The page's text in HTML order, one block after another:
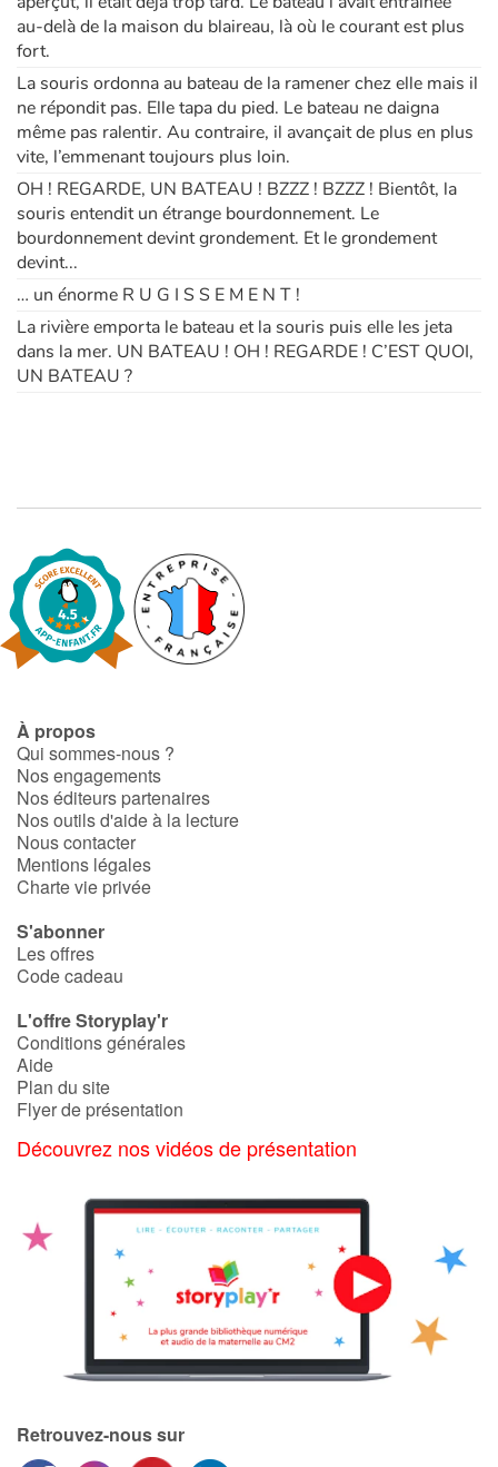
Apprendre les langues
Dyslexie, troubles de la lecture
Nos listes de lecture
Les plus lus
Coups de coeur
au-delà de la maison du blaireau, là où le courant est plus
fort.
La souris ordonna au bateau de la ramener chez elle mais il
ne répondit pas. Elle tapa du pied. Le bateau ne daigna
même pas ralentir. Au contraire, il avançait de plus en plus
vite, l’emmenant toujours plus loin.
OH ! REGARDE, UN BATEAU ! BZZZ ! BZZZ ! Bientôt, la
souris entendit un étrange bourdonnement. Le
bourdonnement devint grondement. Et le grondement
devint...
… un énorme R U G I S S E M E N T !
La rivière emporta le bateau et la souris puis elle les jeta
dans la mer. UN BATEAU ! OH ! REGARDE ! C’EST QUOI,
UN BATEAU ?
À propos
Qui sommes-nous ?
Nos engagements
Nos éditeurs partenaires
Nos outils d'aide à la lecture
Nous contacter
Mentions légales
Charte vie privée
S'abonner
Les offres
Code cadeau
L'offre Storyplay'r
Conditions générales
Aide
Plan du site
Flyer de présentation
Découvrez nos vidéos de présentation
Retrouvez-nous sur